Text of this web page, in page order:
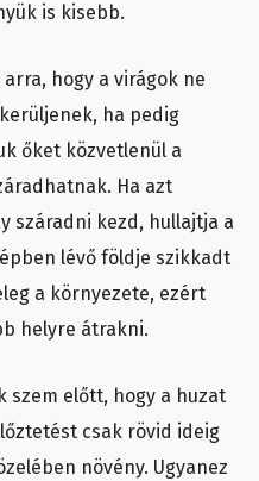
is kisebb.
hogy a virágok ne
ha pedig
őket közvetlenül a
Ha azt
száradni kezd, hullajtja a
lévő földje szikkadt
a környezete, ezért
helyre átrakni.
szem előtt, hogy a huzat
csak rövid ideig
növény. Ugyanez